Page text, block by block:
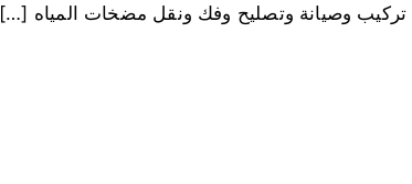
تركيب وصيانة وتصليح وفك ونقل مضخات المياه […]